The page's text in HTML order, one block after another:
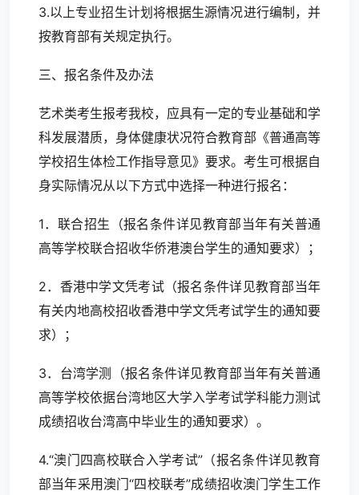
3.以上专业招生计划将根据生源情况进行编制，并
按教育部有关规定执行。
三、报名条件及办法
艺术类考生报考我校，应具有一定的专业基础和学
科发展潜质，身体健康状况符合教育部《普通高等
学校招生体检工作指导意见》要求。考生可根据自
身实际情况从以下方式中选择一种进行报名：
1．联合招生（报名条件详见教育部当年有关普通
高等学校联合招收华侨港澳台学生的通知要求）；
2．香港中学文凭考试（报名条件详见教育部当年
有关内地高校招收香港中学文凭考试学生的通知要
求）；
3．台湾学测（报名条件详见教育部当年有关普通
高等学校依据台湾地区大学入学考试学科能力测试
成绩招收台湾高中毕业生的通知要求）。
4.“澳门四高校联合入学考试”（报名条件详见教育
部当年采用澳门“四校联考”成绩招收澳门学生工作